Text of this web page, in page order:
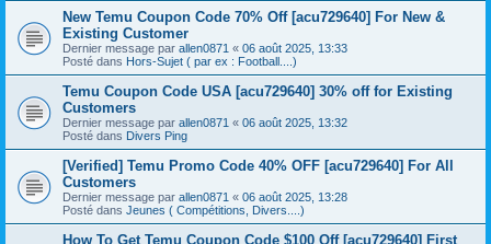
New Temu Coupon Code 70% Off [acu729640] For New &
Existing Customer
Dernier message par allen0871 « 06 août 2025, 13:33
Posté dans Hors-Sujet ( par ex : Football....)
Temu Coupon Code USA [acu729640] 30% off for Existing
Customers
Dernier message par allen0871 « 06 août 2025, 13:32
Posté dans Divers Ping
[Verified] Temu Promo Code 40% OFF [acu729640] For All
Customers
Dernier message par allen0871 « 06 août 2025, 13:28
Posté dans Jeunes ( Compétitions, Divers....)
How To Get Temu Coupon Code $100 Off [acu729640] First